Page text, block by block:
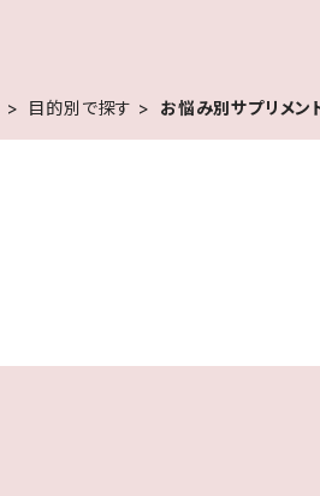
目的別で探す お悩み別サプリメン